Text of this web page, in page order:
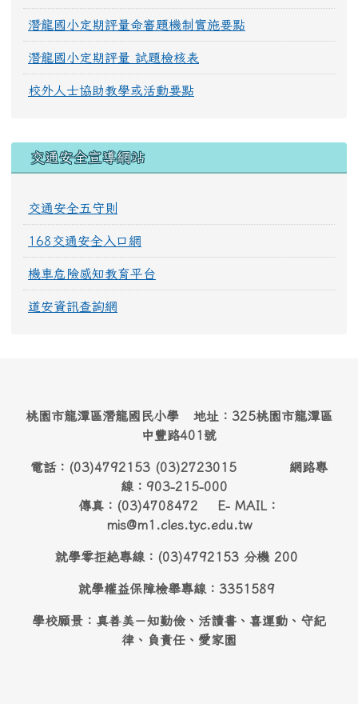
潛龍國小定期評量命審題機制實施要點
潛龍國小定期評量 試題檢核表
校外人士協助教學或活動要點
交通安全宣導網站
交通安全五守則
168交通安全入口網
機車危險感知教育平台
道安資訊查詢網
桃園市龍潭區潛龍國民小學 地址：325桃園市龍潭區
中豐路401號
電話：(03)4792153 (03)2723015 網路專
線：903-215-000
傳真：(03)4708472 E- MAIL：
mis@m1.cles.tyc.edu.tw
就學零拒絶專線：(03)4792153 分機 200
就學權益保障檢舉專線：3351589
學校願景：真善美－知勤儉、活讀書、喜運動、守紀
律、負責任、愛家園